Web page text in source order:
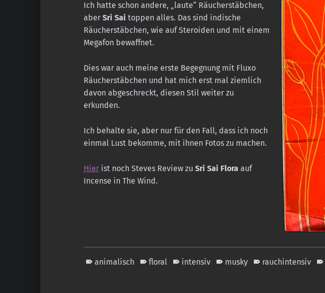
Ich hatte schon andere, „laute“ Räucherstäbchen,
aber Sri Sai toppen alles. Das sind indische
Räucherstäbchen, wie auf Steroiden und mit einem
Megafon bewaffnet.
Dies war auch meine erste Begegnung mit Fluxo
Räucherstäbchen und hat mich erst mal ziemlich
davon abgeschreckt, diesen Stil weiter zu
erkunden.
Ich behalte sie, aber nur für den Fall, dass ich noch
einmal Lust bekomme, mit ihnen Fotos zu machen.
Hierist noch Steves Review zu Sri Sai Floraauf
Incense in The Wind.
animalisch floral intensiv musky rauchintensiv